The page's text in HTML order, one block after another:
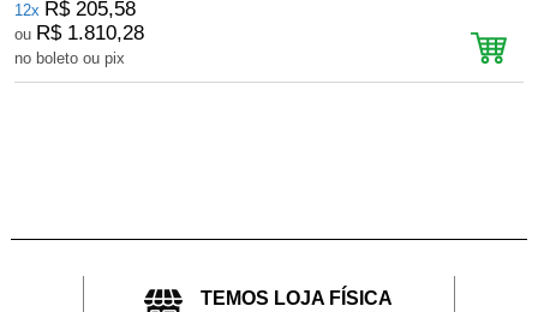
12x R$ 205,58
ou R$ 1.810,28
no boleto ou pix
TEMOS LOJA FÍSICA